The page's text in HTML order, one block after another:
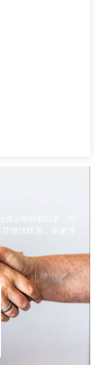
保证每封都回复，但
微信联系，谢谢理